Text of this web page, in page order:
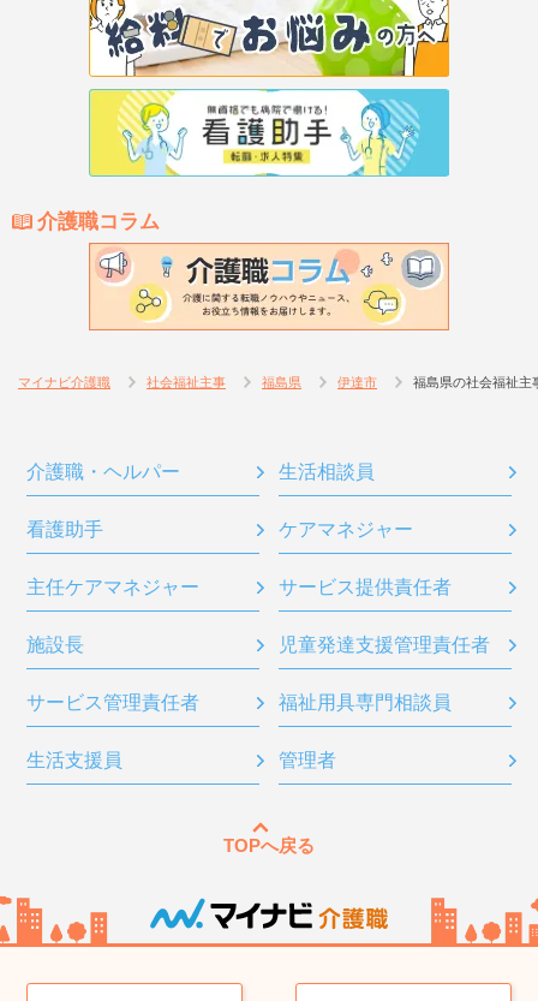
介護職コラム
マイナビ介護職 社会福祉主事 福島県 伊達市 福島県の社会福祉主
介護職・ヘルパー 生活相談員
看護助手 ケアマネジャー
主任ケアマネジャー サービス提供責任者
施設長 児童発達支援管理責任者
サービス管理責任者 福祉用具専門相談員
生活支援員 管理者
TOPへ戻る